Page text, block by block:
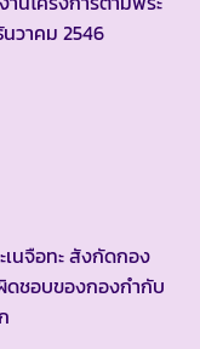
วาคม 2546
เนจือทะ สังกัดกอง
ดชอบของกองกำกับ